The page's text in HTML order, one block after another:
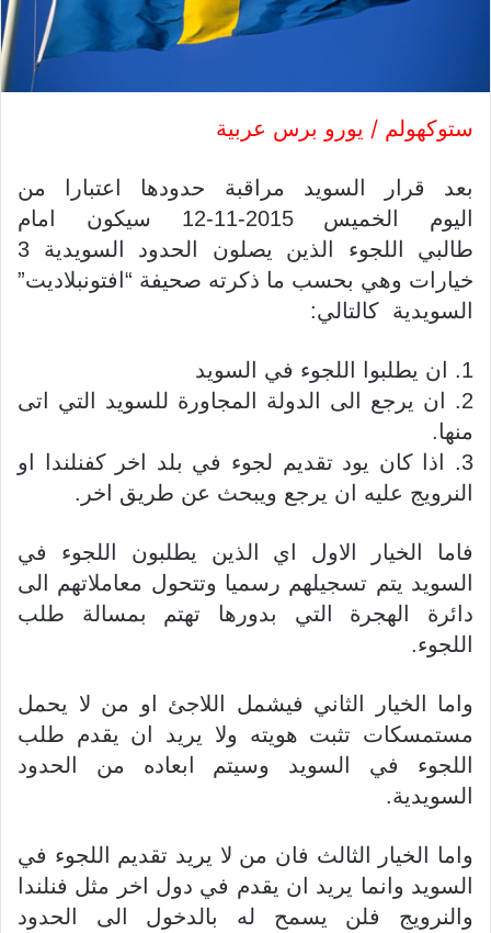
ستوكهولم / يورو برس عربية
بعد قرار السويد مراقبة حدودها اعتبارا من
اليوم الخميس 2015-11-12 سيكون امام
طالبي اللجوء الذين يصلون الحدود السويدية 3
خيارات وهي بحسب ما ذكرته صحيفة “افتونبلاديت”
السويدية كالتالي:
1. ان يطلبوا اللجوء في السويد
2. ان يرجع الى الدولة المجاورة للسويد التي اتى
منها.
3. اذا كان يود تقديم لجوء في بلد اخر كفنلندا او
النرويج عليه ان يرجع ويبحث عن طريق اخر.
فاما الخيار الاول اي الذين يطلبون اللجوء في
السويد يتم تسجيلهم رسميا وتتحول معاملاتهم الى
دائرة الهجرة التي بدورها تهتم بمسالة طلب
اللجوء.
واما الخيار الثاني فيشمل اللاجئ او من لا يحمل
مستمسكات تثبت هويته ولا يريد ان يقدم طلب
اللجوء في السويد وسيتم ابعاده من الحدود
السويدية.
واما الخيار الثالث فان من لا يريد تقديم اللجوء في
السويد وانما يريد ان يقدم في دول اخر مثل فنلندا
والنرويج فلن يسمح له بالدخول الى الحدود